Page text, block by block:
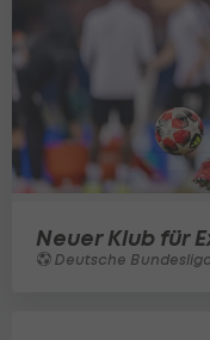
Neuer Klub für
Deutsche